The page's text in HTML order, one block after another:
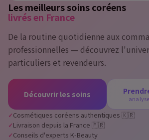
Les meilleurs soins coréens
livrés en France
De la routine quotidienne aux
professionnelles — découvrez
particuliers et revendeurs.
Découvrir les soins
Cosmétiques coréens authentiques 🇰🇷
Livraison depuis la France 🇫🇷
Conseils d'experts K-Beauty
You need to be logged in to save
list.
Cancel